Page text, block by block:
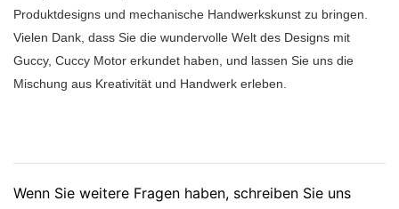
Produktdesigns und mechanische Handwerkskunst zu bringen.
Vielen Dank, dass Sie die wundervolle Welt des Designs mit
Guccy, Cuccy Motor erkundet haben, und lassen Sie uns die
Mischung aus Kreativität und Handwerk erleben.
Wenn Sie weitere Fragen haben, schreiben Sie uns